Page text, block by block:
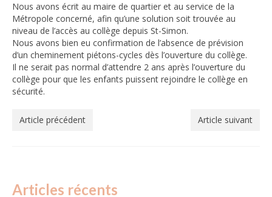
EQUIPEMENTS PUBLICS
ECOLES ET COLLEGES
TAXE D’AMENAGEMENT MAJOREE
DEPLACEMENTS ET VOIRIE
DECHETS ET POLLUTION
SECURITE
PRATIQUE
Nous avons écrit au maire de quartier et au service de la
Métropole concerné, afin qu’une solution soit trouvée au
niveau de l’accès au collège depuis St-Simon.
Nous avons bien eu confirmation de l’absence de prévision
d’un cheminement piétons-cycles dès l’ouverture du collège.
Il ne serait pas normal d’attendre 2 ans après l’ouverture du
collège pour que les enfants puissent rejoindre le collège en
sécurité.
Article précédent Article suivant
Articles récents